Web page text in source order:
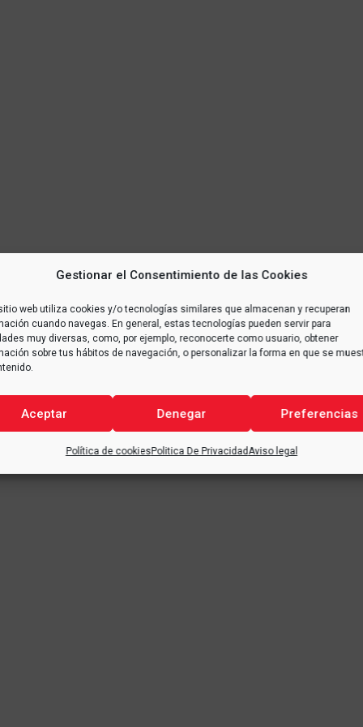
Gestionar el Consentimiento de las Cookies
web utiliza cookies y/o tecnologías similares que almacenan y recuperan
cuando navegas. En general, estas tecnologías pueden servir para
muy diversas, como, por ejemplo, reconocerte como usuario, obtener
sobre tus hábitos de navegación, o personalizar la forma en que se
Aceptar Denegar Preferencias
Política de cookiesPolitica De PrivacidadAviso legal